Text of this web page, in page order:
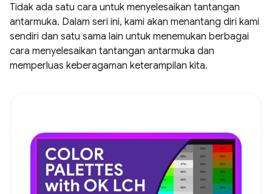
Tidak ada satu cara untuk menyelesaikan tantangan
antarmuka. Dalam seri ini, kami akan menantang diri kami
sendiri dan satu sama lain untuk menemukan berbagai
cara menyelesaikan tantangan antarmuka dan
memperluas keberagaman keterampilan kita.